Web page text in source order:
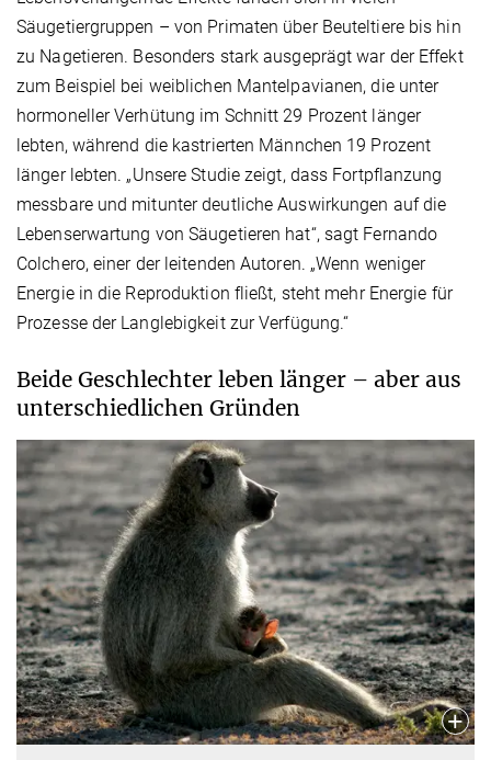
Säugetiergruppen – von Primaten über Beuteltiere bis hin
zu Nagetieren. Besonders stark ausgeprägt war der Effekt
zum Beispiel bei weiblichen Mantelpavianen, die unter
hormoneller Verhütung im Schnitt 29 Prozent länger
lebten, während die kastrierten Männchen 19 Prozent
länger lebten. „Unsere Studie zeigt, dass Fortpflanzung
messbare und mitunter deutliche Auswirkungen auf die
Lebenserwartung von Säugetieren hat“, sagt Fernando
Colchero, einer der leitenden Autoren. „Wenn weniger
Energie in die Reproduktion fließt, steht mehr Energie für
Prozesse der Langlebigkeit zur Verfügung.“
Beide Geschlechter leben länger – aber aus
unterschiedlichen Gründen